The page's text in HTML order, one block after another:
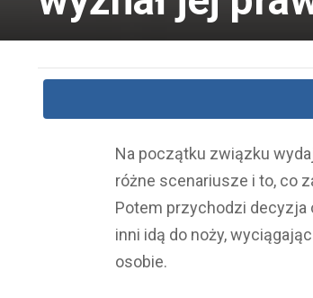
Na początku związku
różne scenariusze i to, co
Potem przychodzi decyzja
inni idą do noży,
osobie.